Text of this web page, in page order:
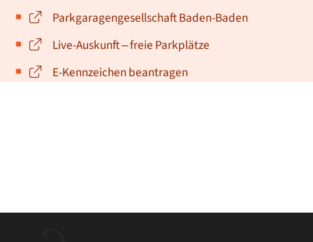
Parkgaragengesellschaft Baden-Baden
Live-Auskunft ‒ freie Parkplätze
E-Kennzeichen beantragen